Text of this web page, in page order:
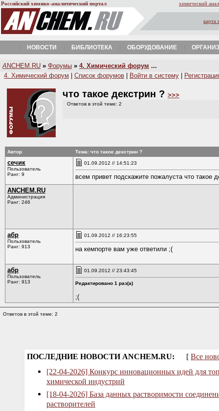
Российский химико-аналитический портал химический
карта
НОВОСТИ БИБЛИОТЕКА ОБОРУДОВАНИЕ
A NCHEM.RU » Форумы » 4. Химический форум ...
4. Химический форум
Список форумов Войти в систему
что такое декстрин ? >>>
Ответов в этой теме: 2
Автор Тема: что такое декстрин ?
сечик
Пользователь
Ранг: 9
01.09.2012 // 14:51:23
всем привет подскажите пожалуста что такое
ANCHEM.RU
Администрация
Ранг: 246
абр
Пользователь
Ранг: 913
01.09.2012 // 16:23:55
на кемпорте вам уже ответили ;(
абр
Пользователь
Ранг: 913
01.09.2012 // 23:43:45
Редактировано 1 раз(а)
;(
Ответов в этой теме: 2
ПОСЛЕДНИЕ НОВОСТИ ANCHEM.RU: [ Все
[22-04-2026] Конкурс инновационных идей для
химической индустрий
[18-04-2026] База данных растворимости
растворителей